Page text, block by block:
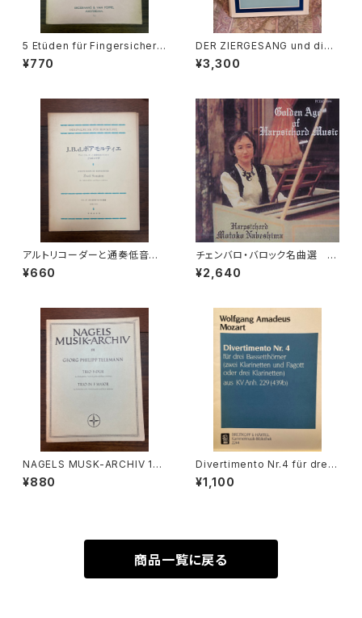
5 Etüden für Fingersicherh
eit ALTBLOCKFLÖTE【著者：
FRANS BRÜGGEN】出版社：B
¥770
DER ZIERGESANG und die
Ausfuhrung der Appoggiat
ura【著者：Kurt Wichmann】出
¥3,300
アルトリコーダーと通奏低音の
ための2つのソナタ【著者：JOSE
PH BODIN DE BOISMORTIE
¥660
チェンバロ・バロック名曲選 G
olden Age of Harpsichord
Music 【演奏：鍋島元子】
¥2,640
NAGELS MUSK-ARCHIV 131
TRIO F-DUR für Altblockfl
öte, Viola da gamba und B
¥880
Divertimento Nr.4 für drei
Basetthörner(zwei klarinet
ten und Fagotto oder drei
¥1,100
商品一覧に戻る